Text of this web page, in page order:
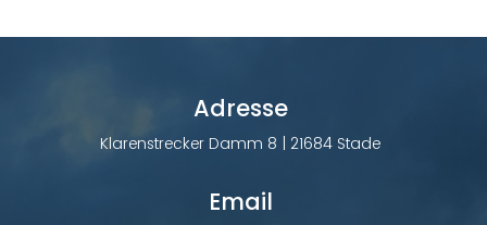
Adresse
Klarenstrecker Damm 8 | 21684 Stade
Email